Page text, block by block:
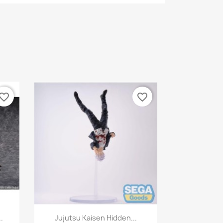
Aperçu rapide
Jujutsu Kaisen Hidden...
favorite_border